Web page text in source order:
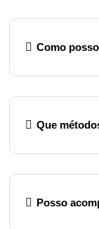
Como
Que
Posso